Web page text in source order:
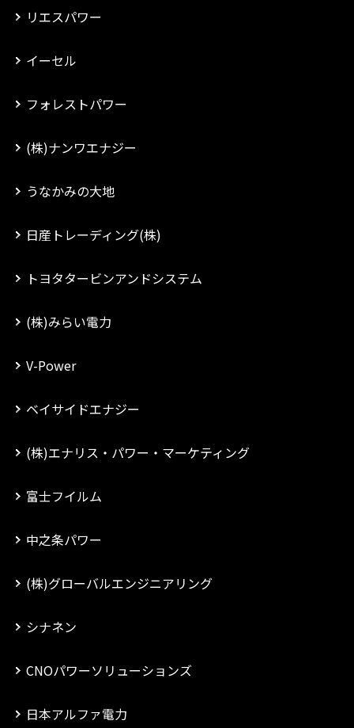
リエスパワー
イーセル
フォレストパワー
(株)ナンワエナジー
うなかみの大地
日産トレーディング(株)
トヨタタービンアンドシステム
(株)みらい電力
V-Power
ベイサイドエナジー
(株)エナリス・パワー・マーケティング
富士フイルム
中之条パワー
(株)グローバルエンジニアリング
シナネン
CNOパワーソリューションズ
日本アルファ電力